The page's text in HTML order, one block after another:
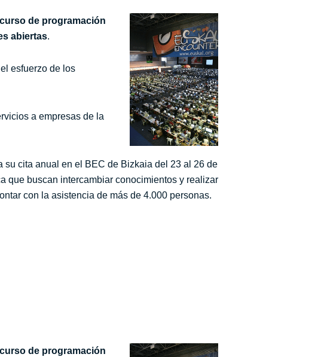
de programación
abiertas.
esfuerzo de los
a empresas de la
su cita anual en el BEC de Bizkaia del 23 al 26 de
que buscan intercambiar conocimientos y realizar
con la asistencia de más de 4.000 personas.
de programación